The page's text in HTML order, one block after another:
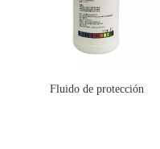
Fluido de protección